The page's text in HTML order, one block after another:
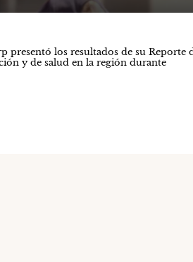
presentó los resultados de su Reporte
y de salud en la región durante